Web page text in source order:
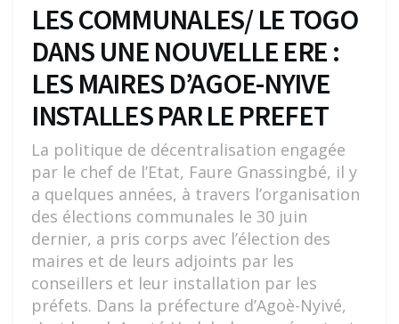
LES COMMUNALES/ LE TOGO
DANS UNE NOUVELLE ERE :
LES MAIRES D’AGOE-NYIVE
INSTALLES PAR LE PREFET
La politique de décentralisation engagée
par le chef de l’Etat, Faure Gnassingbé, il y
a quelques années, à travers l’organisation
des élections communales le 30 juin
dernier, a pris corps avec l’élection des
maires et de leurs adjoints par les
conseillers et leur installation par les
préfets. Dans la préfecture d’Agoè-Nyivé,